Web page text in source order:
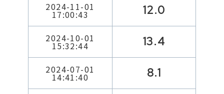
2024-11-01
17:00:43 12.0
2024-10-01
15:32:44 13.4
2024-07-01
14:41:40 8.1